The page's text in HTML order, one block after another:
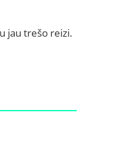
jau trešo reizi.